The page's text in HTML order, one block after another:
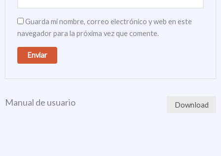
Guarda mi nombre, correo electrónico y web en este
navegador para la próxima vez que comente.
Manual de usuario Download